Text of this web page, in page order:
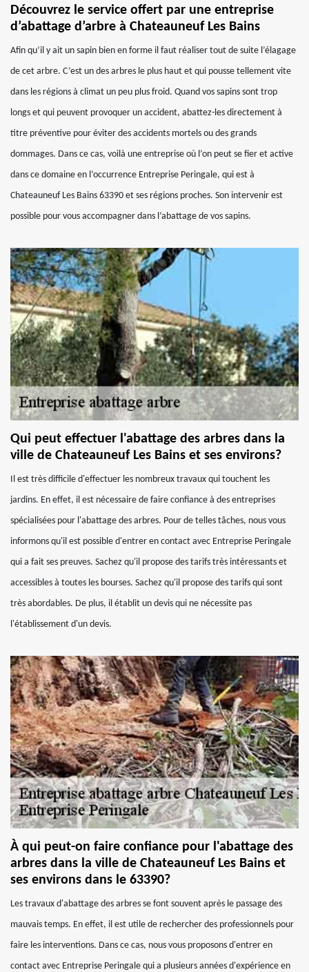
Découvrez le service offert par une entreprise
d’abattage d’arbre à Chateauneuf Les Bains
Afin qu’il y ait un sapin bien en forme il faut réaliser tout de suite l’élagage
de cet arbre. C’est un des arbres le plus haut et qui pousse tellement vite
dans les régions à climat un peu plus froid. Quand vos sapins sont trop
longs et qui peuvent provoquer un accident, abattez-les directement à
titre préventive pour éviter des accidents mortels ou des grands
dommages. Dans ce cas, voilà une entreprise où l’on peut se fier et active
dans ce domaine en l’occurrence Entreprise Peringale, qui est à
Chateauneuf Les Bains 63390 et ses régions proches. Son intervenir est
possible pour vous accompagner dans l’abattage de vos sapins.
Qui peut effectuer l'abattage des arbres dans la
ville de Chateauneuf Les Bains et ses environs?
Il est très difficile d'effectuer les nombreux travaux qui touchent les
jardins. En effet, il est nécessaire de faire confiance à des entreprises
spécialisées pour l'abattage des arbres. Pour de telles tâches, nous vous
informons qu'il est possible d'entrer en contact avec Entreprise Peringale
qui a fait ses preuves. Sachez qu'il propose des tarifs très intéressants et
accessibles à toutes les bourses. Sachez qu'il propose des tarifs qui sont
très abordables. De plus, il établit un devis qui ne nécessite pas
l'établissement d'un devis.
À qui peut-on faire confiance pour l'abattage des
arbres dans la ville de Chateauneuf Les Bains et
ses environs dans le 63390?
Les travaux d'abattage des arbres se font souvent après le passage des
mauvais temps. En effet, il est utile de rechercher des professionnels pour
faire les interventions. Dans ce cas, nous vous proposons d'entrer en
contact avec Entreprise Peringale qui a plusieurs années d'expérience en